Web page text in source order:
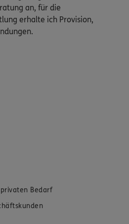
an, für die
erhalte ich Provision,
Bedarf